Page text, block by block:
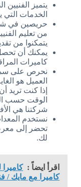
يتميز الفنيين
الخدمات التي
حريصين في
من تعليم
يتمكنوا من
يمكنك أن
كاميرات
نحرص على
العميل هو
إذا كنت
الوقت حسب
شركتنا هي
نستخدم
تحضر إلى
لك.
اقرأ ايضاً :
كاميرا مع مايك /